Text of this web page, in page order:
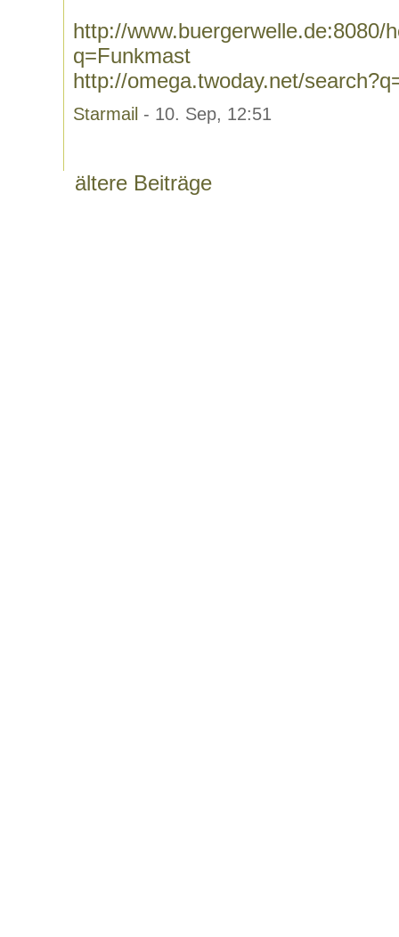
http://www.buergerwelle.de:8080/
q=Funkmast
http://omega.twoday.net/
Starmail - 10. Sep, 12:51
ältere Beiträge